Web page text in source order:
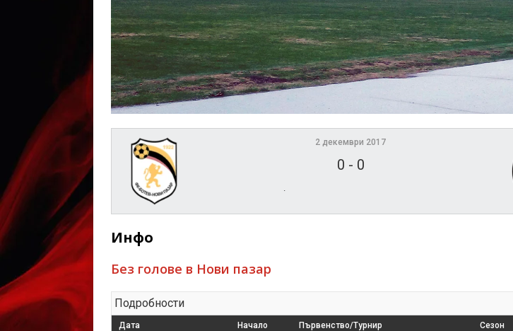
2 декември 2017
0 - 0
Инфо
Без голове в Нови пазар
Подробности
Дата Начало Първенство/Турнир Сезон